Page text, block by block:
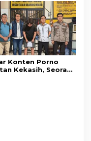
Konten Porno
Kekasih, Seorang